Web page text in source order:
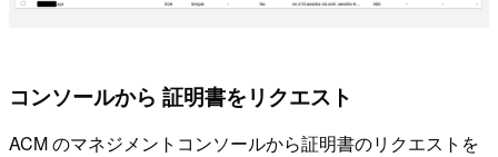
コンソールから 証明書をリクエスト
ACM のマネジメントコンソールから証明書のリクエストを